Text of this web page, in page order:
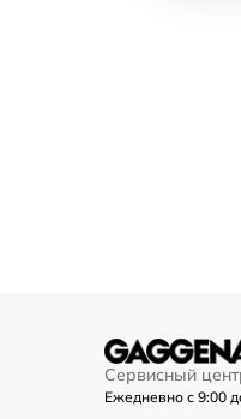
Сервисный
Ежедневно с 9:00